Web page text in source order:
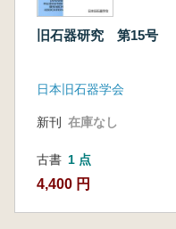
旧石器研究 第15号
日本旧石器学会
新刊 在庫なし
古書 1 点
4,400 円